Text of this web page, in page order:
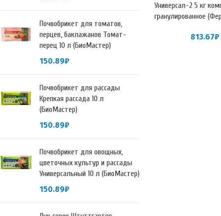
Почвобрикет для томатов,
перцев, баклажанов Томат-
перец 10 л (БиоМастер)
150.89₽
Почвобрикет для рассады
Крепкая рассада 10 л
(БиоМастер)
150.89₽
Почвобрикет для овощных,
цветочных культур и рассады
Универсальный 10 л (БиоМастер)
150.89₽
Универсал-2 5 кг
гранулированное
813.67₽